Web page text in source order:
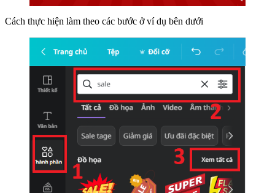
Cách thực hiện làm theo các bước ở ví dụ bên dưới